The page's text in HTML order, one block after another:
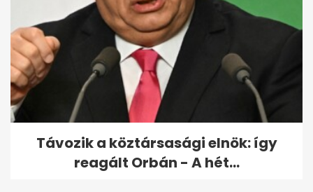
5 rejtett porfogó a lakásban,
ami miatt gyakrabban kell
takarítanod
Távozik a köztársasági elnök: így
reagált Orbán - A hét...